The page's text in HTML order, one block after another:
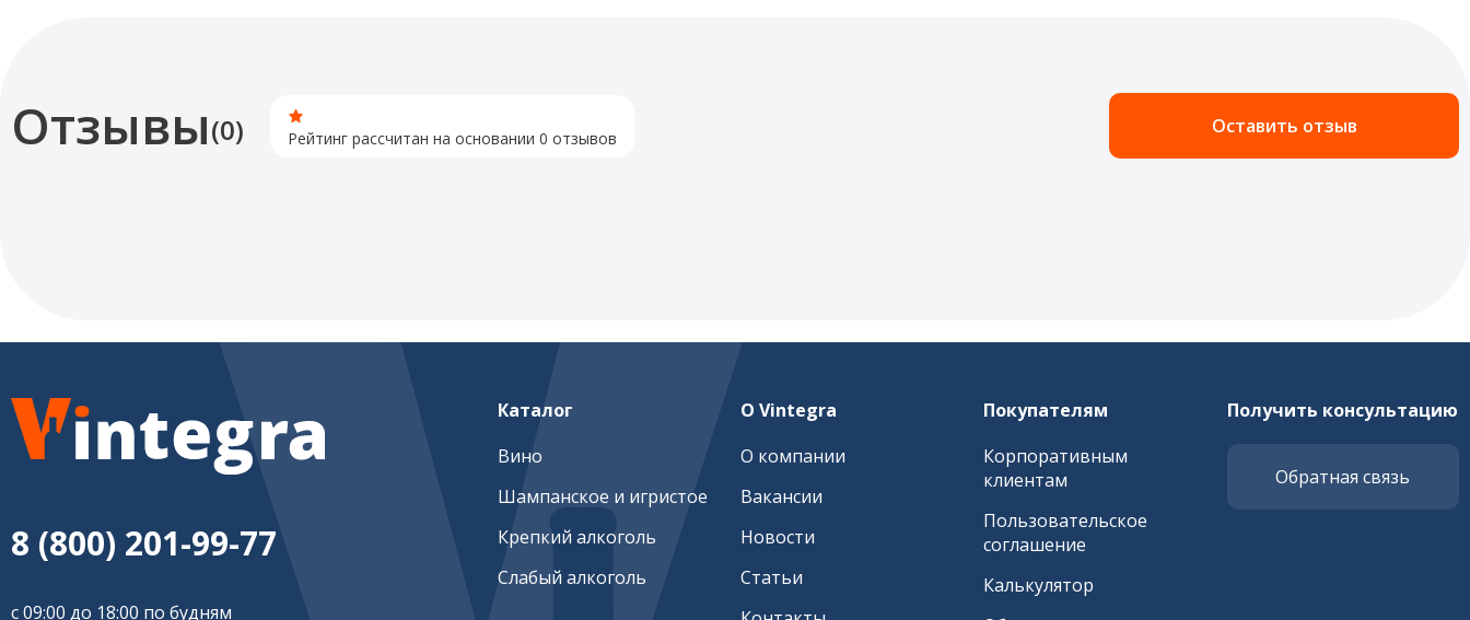
Отзывы(0) Рейтинг рассчитан на основании 0 отзывов Оставить отзыв
8 (800) 201-99-77
с 09:00 до 18:00 по будням
Каталог
Вино
Шампанское и игристое
Крепкий алкоголь
Слабый алкоголь
О Vintegra
О компании
Вакансии
Новости
Статьи
Покупателям
Корпоративным
клиентам
Пользовательское
соглашение
Калькулятор
Получить консультацию
Обратная связь